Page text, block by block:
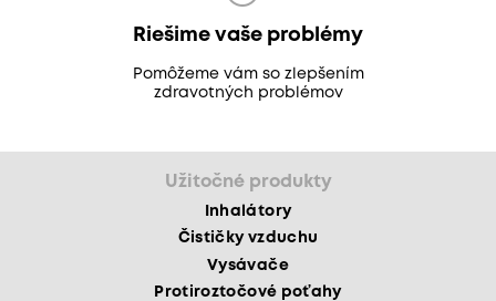
Riešime vaše problémy
Pomôžeme vám so zlepšením
zdravotných problémov
Užitočné produkty
Inhalátory
Čističky vzduchu
Vysávače
Protiroztočové poťahy